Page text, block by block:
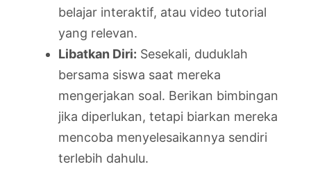
belajar interaktif, atau video tutorial
yang relevan.
Libatkan Diri: Sesekali, duduklah
bersama siswa saat mereka
mengerjakan soal. Berikan bimbingan
jika diperlukan, tetapi biarkan mereka
mencoba menyelesaikannya sendiri
terlebih dahulu.